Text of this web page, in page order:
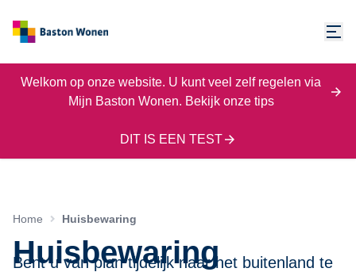
Welkom op onze website. U kunt veel zelf regelen via
Mijn Baston Wonen. Bekijk onze tips
DIT IS EEN TEST
Home Huisbewaring
Huisbewaring
Bent u van plan tijdelijk naar het buitenland te